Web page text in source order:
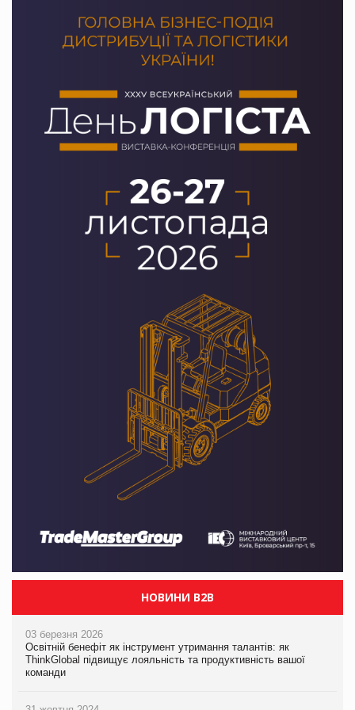
НОВИНИ B2B
03 березня 2026
Освітній бенефіт як інструмент утримання талантів: як
ThinkGlobal підвищує лояльність та продуктивність вашої
команди